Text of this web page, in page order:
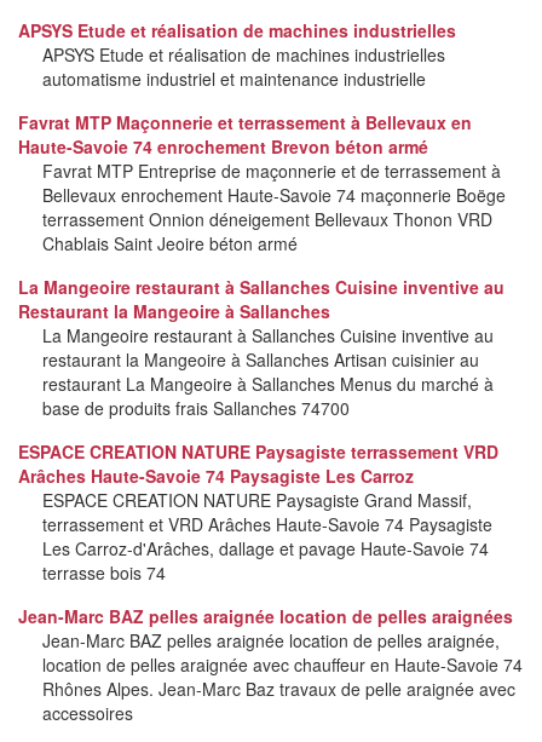
APSYS Etude et réalisation de machines industrielles
APSYS Etude et réalisation de machines industrielles
automatisme industriel et maintenance industrielle
Favrat MTP Maçonnerie et terrassement à Bellevaux en
Haute-Savoie 74 enrochement Brevon béton armé
Favrat MTP Entreprise de maçonnerie et de terrassement à
Bellevaux enrochement Haute-Savoie 74 maçonnerie Boëge
terrassement Onnion déneigement Bellevaux Thonon VRD
Chablais Saint Jeoire béton armé
La Mangeoire restaurant à Sallanches Cuisine inventive au
Restaurant la Mangeoire à Sallanches
La Mangeoire restaurant à Sallanches Cuisine inventive au
restaurant la Mangeoire à Sallanches Artisan cuisinier au
restaurant La Mangeoire à Sallanches Menus du marché à
base de produits frais Sallanches 74700
ESPACE CREATION NATURE Paysagiste terrassement VRD
Arâches Haute-Savoie 74 Paysagiste Les Carroz
ESPACE CREATION NATURE Paysagiste Grand Massif,
terrassement et VRD Arâches Haute-Savoie 74 Paysagiste
Les Carroz-d'Arâches, dallage et pavage Haute-Savoie 74
terrasse bois 74
Jean-Marc BAZ pelles araignée location de pelles araignées
Jean-Marc BAZ pelles araignée location de pelles araignée,
location de pelles araignée avec chauffeur en Haute-Savoie 74
Rhônes Alpes. Jean-Marc Baz travaux de pelle araignée avec
accessoires